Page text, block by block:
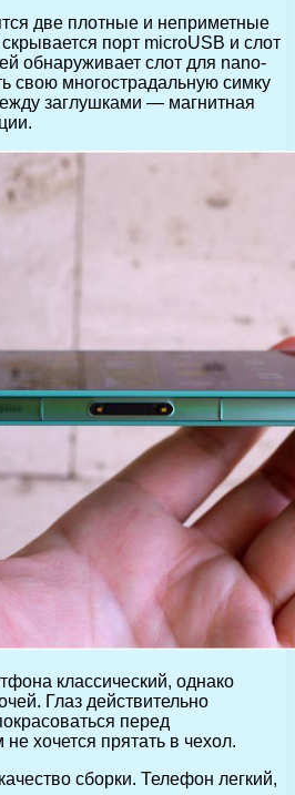
две плотные и неприметные
порт microUSB и слот
обнаруживает слот для nano-
свою многострадальную симку
заглушками — магнитная
классический, однако
Глаз действительно
перед
хочется прятать в чехол.
сборки. Телефон легкий,